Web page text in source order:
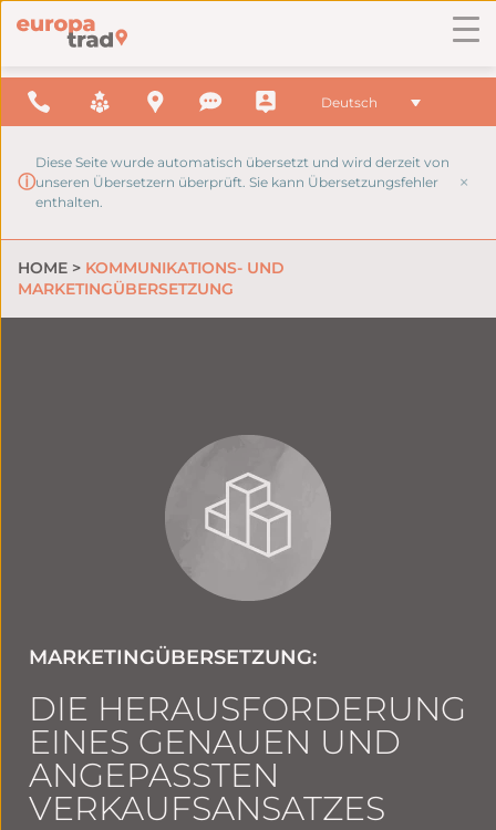
Deutsch
ⓘ
Diese Seite wurde automatisch übersetzt und wird derzeit von
unseren Übersetzern überprüft. Sie kann Übersetzungsfehler
enthalten.
×
HOME > KOMMUNIKATIONS- UND
MARKETINGÜBERSETZUNG
MARKETINGÜBERSETZUNG:
DIE HERAUSFORDERUNG
EINES GENAUEN UND
ANGEPASSTEN
VERKAUFSANSATZES